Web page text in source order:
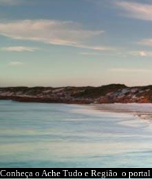
Conheça o Ache Tudo e Região o portal